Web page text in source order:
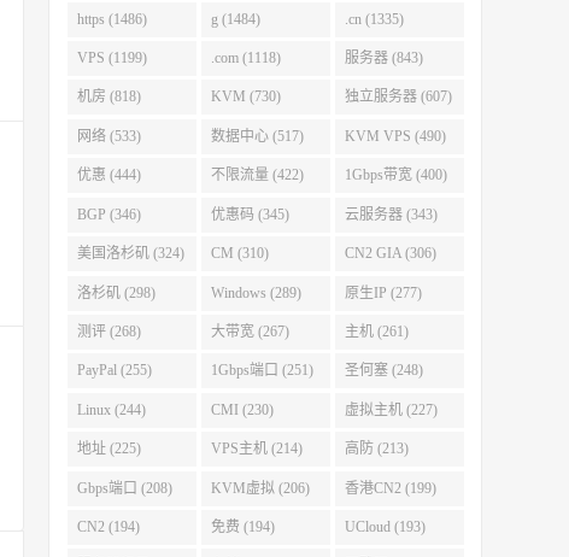
https (1486) g (1484) .cn (1335)
VPS (1199) .com (1118) 服务器 (843)
机房 (818) KVM (730) 独立服务器 (607)
网络 (533) 数据中心 (517) KVM VPS (490)
优惠 (444) 不限流量 (422) 1Gbps带宽 (400)
BGP (346) 优惠码 (345) 云服务器 (343)
美国洛杉矶 (324) CM (310) CN2 GIA (306)
洛杉矶 (298) Windows (289) 原生IP (277)
测评 (268) 大带宽 (267) 主机 (261)
PayPal (255) 1Gbps端口 (251) 圣何塞 (248)
Linux (244) CMI (230) 虚拟主机 (227)
地址 (225) VPS主机 (214) 高防 (213)
Gbps端口 (208) KVM虚拟 (206) 香港CN2 (199)
CN2 (194) 免费 (194) UCloud (193)